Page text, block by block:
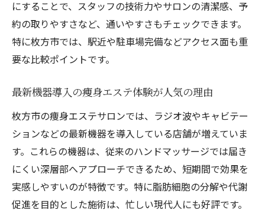
にすることで、スタッフの技術力やサロンの清潔感、予
約の取りやすさなど、通いやすさもチェックできます。
特に枚方市では、駅近や駐車場完備などアクセス面も重
要な比較ポイントです。
最新機器導入の痩身エステ体験が人気の理由
枚方市の痩身エステサロンでは、ラジオ波やキャビテー
ションなどの最新機器を導入している店舗が増えていま
す。これらの機器は、従来のハンドマッサージでは届き
にくい深層部へアプローチできるため、短期間で効果を
実感しやすいのが特徴です。特に脂肪細胞の分解や代謝
促進を目的とした施術は、忙しい現代人にも好評です。